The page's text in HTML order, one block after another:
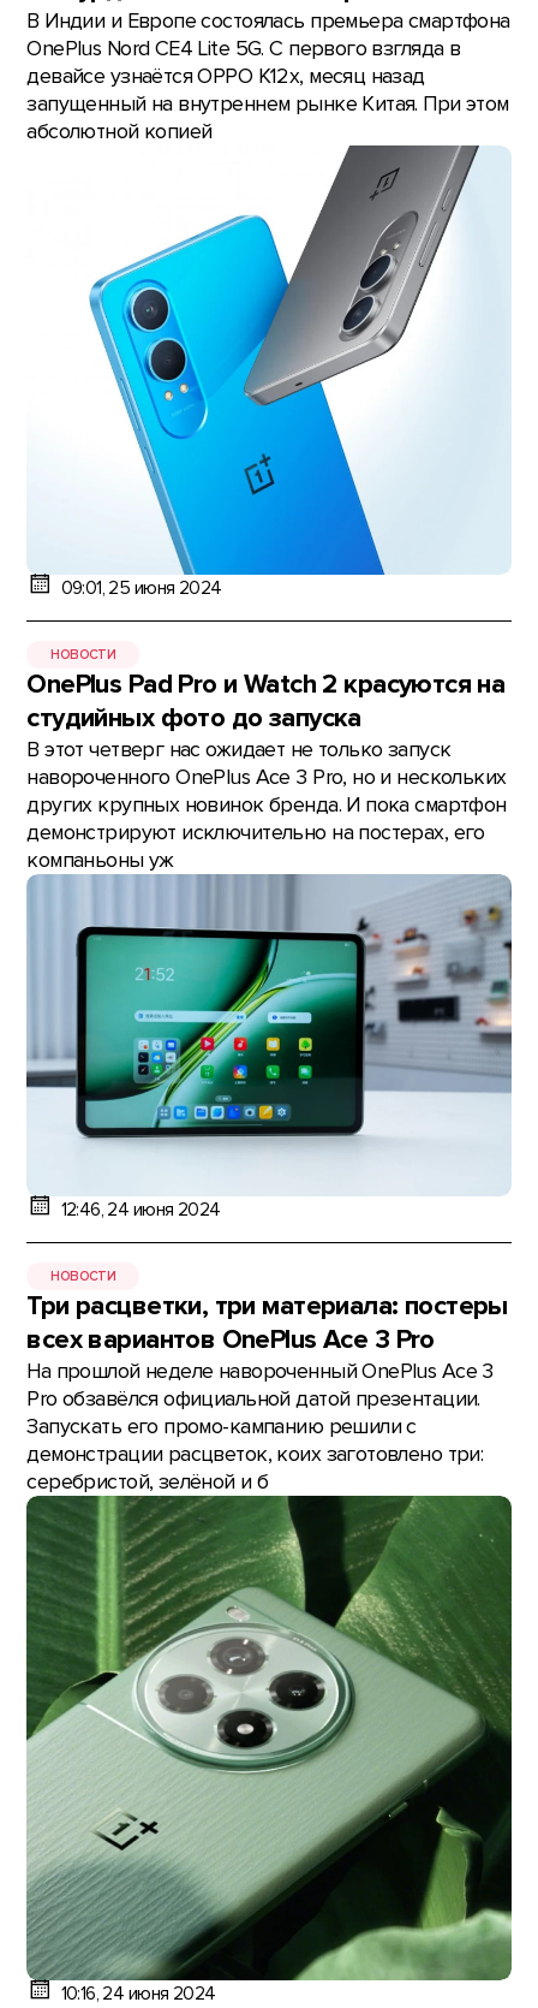
В Индии и Европе состоялась премьера смартфона
OnePlus Nord CE4 Lite 5G. С первого взгляда в
девайсе узнаётся OPPO K12x, месяц назад
запущенный на внутреннем рынке Китая. При этом
абсолютной копией
09:01, 25 июня 2024
НОВОСТИ
OnePlus Pad Pro и Watch 2 красуются на
студийных фото до запуска
В этот четверг нас ожидает не только запуск
навороченного OnePlus Ace 3 Pro, но и нескольких
других крупных новинок бренда. И пока смартфон
демонстрируют исключительно на постерах, его
компаньоны уж
12:46, 24 июня 2024
НОВОСТИ
Три расцветки, три материала: постеры
всех вариантов OnePlus Ace 3 Pro
На прошлой неделе навороченный OnePlus Ace 3
Pro обзавёлся официальной датой презентации.
Запускать его промо-кампанию решили с
демонстрации расцветок, коих заготовлено три:
серебристой, зелёной и б
10:16, 24 июня 2024